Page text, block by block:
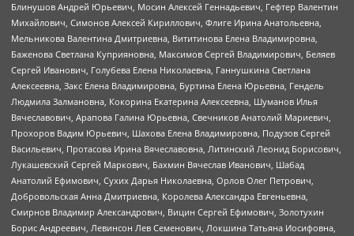
Блинушов Андрей Юрьевич, Мосин Алексей Геннадьевич, Гефтер Валентин
Михайлович, Симонов Алексей Кириллович, Флиге Ирина Анатольевна,
Мельникова Валентина Дмитриевна, Вититинова Елена Владимировна,
Баженова Светлана Куприяновна, Максимов Сергей Владимирович, Беляев
Сергей Иванович, Голубева Елена Николаевна, Ганнушкина Светлана
Алексеевна, Закс Елена Владимировна, Буртина Елена Юрьевна, Гендель
Людмила Залмановна, Кокорина Екатерина Алексеевна, Шуманов Илья
Вячеславович, Арапова Галина Юрьевна, Свечников Анатолий Мариевич,
Прохоров Вадим Юрьевич, Шахова Елена Владимировна, Подузов Сергей
Васильевич, Протасова Ирина Вячеславовна, Литинский Леонид Борисович,
Лукашевский Сергей Маркович, Бахмин Вячеслав Иванович, Шабад
Анатолий Ефимович, Сухих Дарья Николаевна, Орлов Олег Петрович,
Добровольская Анна Дмитриевна, Королева Александра Евгеньевна,
Смирнов Владимир Александрович, Вицин Сергей Ефимович, Золотухин
Борис Андреевич, Левинсон Лев Семенович, Локшина Татьяна Иосифовна,